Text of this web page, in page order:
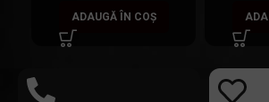
ADAUGĂ ÎN COȘ